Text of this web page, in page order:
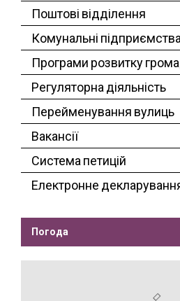
Поштові відділення
Комунальні підприємства
Програми розвитку
Регуляторна діяльність
Перейменування вулиць
Вакансії
Система петицій
Електронне
Погода